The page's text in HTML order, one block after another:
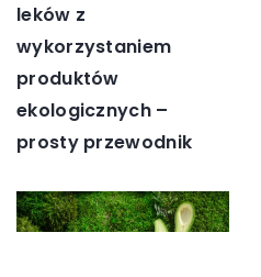
leków z
wykorzystaniem
produktów
ekologicznych –
prosty przewodnik